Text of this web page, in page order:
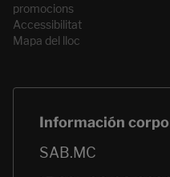
promocions
Accessibilitat
Mapa del lloc